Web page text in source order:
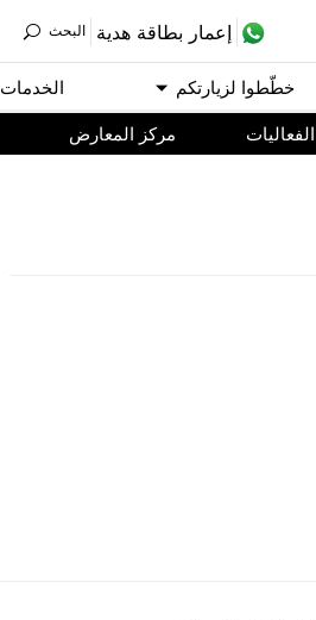
ﺇﻋﻤﺎﺭ ﺑﻄﺎﻗﺔ ﻫﺪﻳﺔ اﻟﺒﺤﺚ
ﺧﻄّﻄﻮا ﻟﺰﻳﺎﺭﺗﻜﻢ اﻟﺨﺪﻣﺎﺕ
اﻟﻔﻌﺎﻟﻴﺎﺕ مركز المعارض